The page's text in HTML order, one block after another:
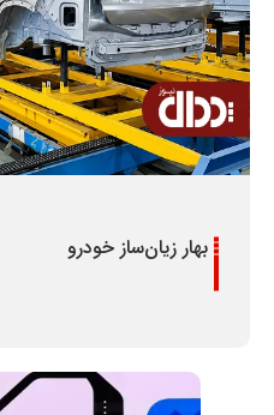
بهار زیان‌ساز خودرو